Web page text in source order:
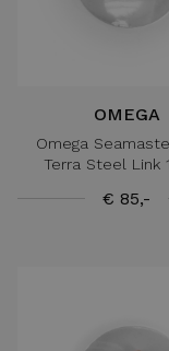
OMEGA
Omega
Terra Steel Link
€ 85,-